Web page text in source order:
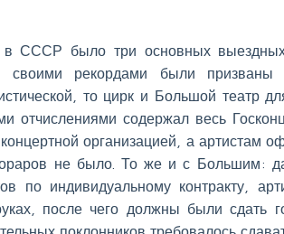
в СССР было три основных
рекордами были призваны
то цирк и Большой театр
содержал весь
организацией, а артистам
не было. То же и с Большим:
по индивидуальному контракту,
после чего должны были сдать